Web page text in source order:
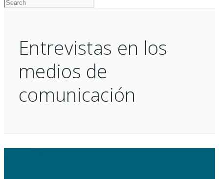
Entrevistas en los
medios de
comunicación